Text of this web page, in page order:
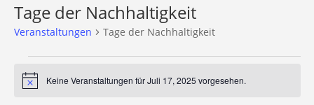
Tage der Nachhaltigkeit
Veranstaltungen Tage der Nachhaltigkeit
Veranstaltungen
für
HinweisKeine Veranstaltungen für Juli 17, 2025 vorgesehen.